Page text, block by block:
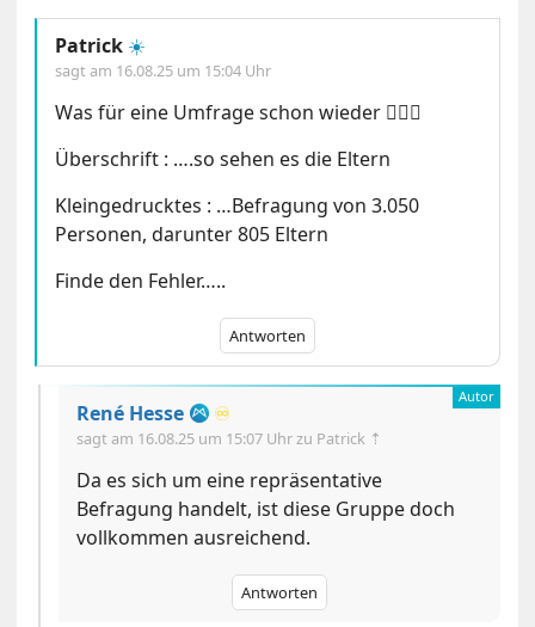
Patrick ☀️
sagt am 16.08.25 um 15:04 Uhr
Was für eine Umfrage schon wieder 🤦🏼‍♂️
Überschrift : ….so sehen es die Eltern
Kleingedrucktes : …Befragung von 3.050
Personen, darunter 805 Eltern
Finde den Fehler…..
Antworten
René Hesse ♾️
sagt am 16.08.25 um 15:07 Uhrzu Patrick ⇡
Da es sich um eine repräsentative
Befragung handelt, ist diese Gruppe doch
vollkommen ausreichend.
Antworten